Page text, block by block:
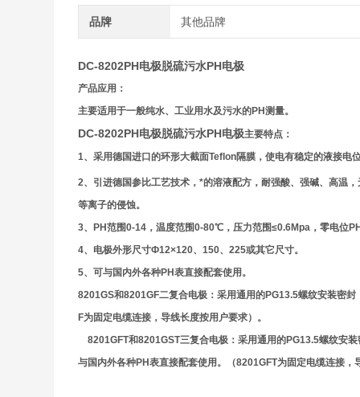
品牌 其他品牌
DC-8202PH电极脱硫污水PH电极
产品应用：
主要适用于一般纯水、工业用水及污水的PH测量。
DC-8202PH电极脱硫污水PH电极主要特点：
1、采用德国进口的环形大截面Teflon隔膜，使电有稳定的液接电
2、引进德国参比工艺技术，*的溶液配方，耐强酸、强碱、高温
等离子的侵蚀。
3、PH范围0-14，温度范围0-80℃，压力范围≤0.6Mpa，零电位
4、电极外形尺寸Ф12×120、150、225或其它尺寸。
5、可与国内外各种PH表直接配套使用。
8201GS和8201GF二复合电极：采用通用的PG13.5螺纹安装密
F为固定电缆连接，导线长度按用户要求）。
8201GFT和8201GST三复合电极：采用通用的PG13.5螺纹安
与国内外各种PH表直接配套使用。（8201GFT为固定电缆连接